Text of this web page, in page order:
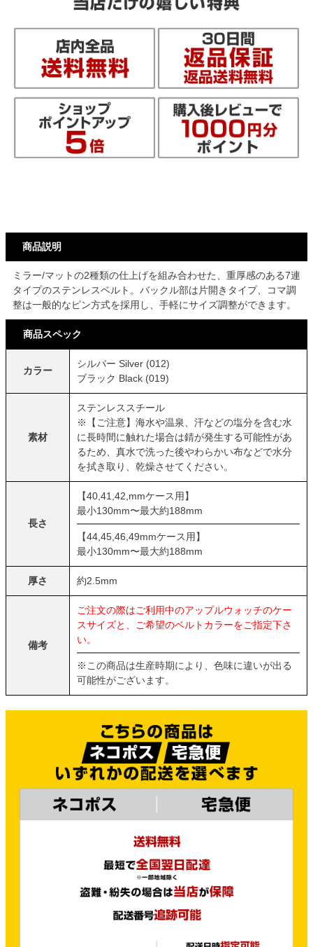
商品説明
ミラー/マットの2種類の仕上げを組み合わせた、重厚感のある7連
タイプのステンレスベルト。バックル部は片開きタイプ、コマ調
整は一般的なピン方式を採用し、手軽にサイズ調整ができます。
商品スペック
カラー
シルバー Silver (012)
ブラック Black (019)
素材
ステンレススチール
※【ご注意】海水や温泉、汗などの塩分を含む水
に長時間に触れた場合は錆が発生する可能性があ
るため、真水で洗った後やわらかい布などで水分
を拭き取り、乾燥させてください。
長さ
【40,41,42,mmケース用】
最小130mm〜最大約188mm
【44,45,46,49mmケース用】
最小130mm〜最大約188mm
厚さ 約2.5mm
備考
ご注文の際はご利用中のアップルウォッチのケー
スサイズと、ご希望のベルトカラーをご指定下さ
い。
※この商品は生産時期により、色味に違いが出る
可能性がございます。